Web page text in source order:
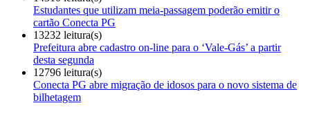
Estudantes que utilizam meia-passagem poderão emitir o
cartão Conecta PG
13232 leitura(s)
Prefeitura abre cadastro on-line para o ‘Vale-Gás’ a partir
desta segunda
12796 leitura(s)
Conecta PG abre migração de idosos para o novo sistema de
bilhetagem